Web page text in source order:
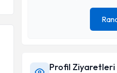
Profil Ziyaretleri